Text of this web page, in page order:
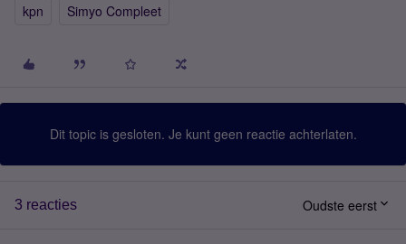
kpn Simyo Compleet
Dit topic is gesloten. Je kunt geen reactie achterlaten.
3 reacties Oudste eerst